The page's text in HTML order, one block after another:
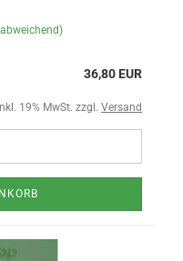
36,80 EUR
19% MwSt. zzgl. Versand